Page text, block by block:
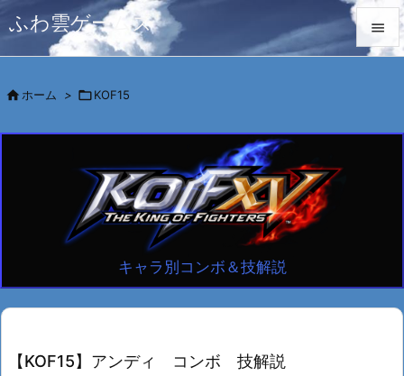
ふわ雲ゲームズ 
サイド
 ホーム > KOF15
キャラ別コンボ＆技解説
【KOF15】アンディ コンボ 技解説